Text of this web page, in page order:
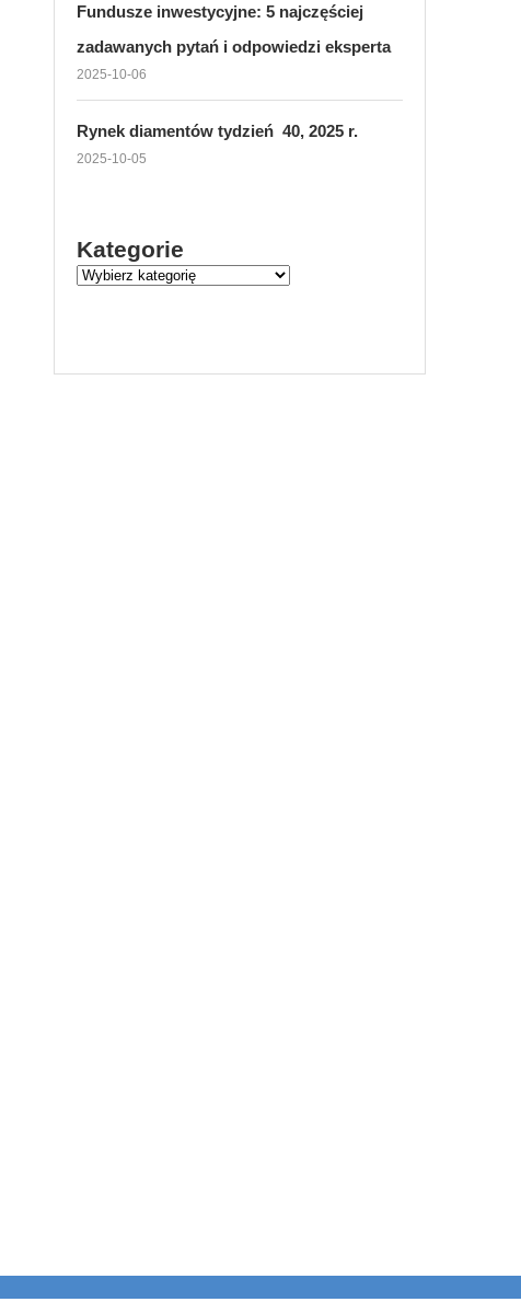
Fundusze inwestycyjne: 5 najczęściej
zadawanych pytań i odpowiedzi eksperta
2025-10-06
Rynek diamentów tydzień 40, 2025 r.
2025-10-05
Kategorie